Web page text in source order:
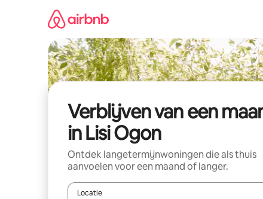
Verblijven van een
in Lisi Ogon
Ontdek langetermijnwoningen die als thuis
aanvoelen voor een maand of langer.
Locatie